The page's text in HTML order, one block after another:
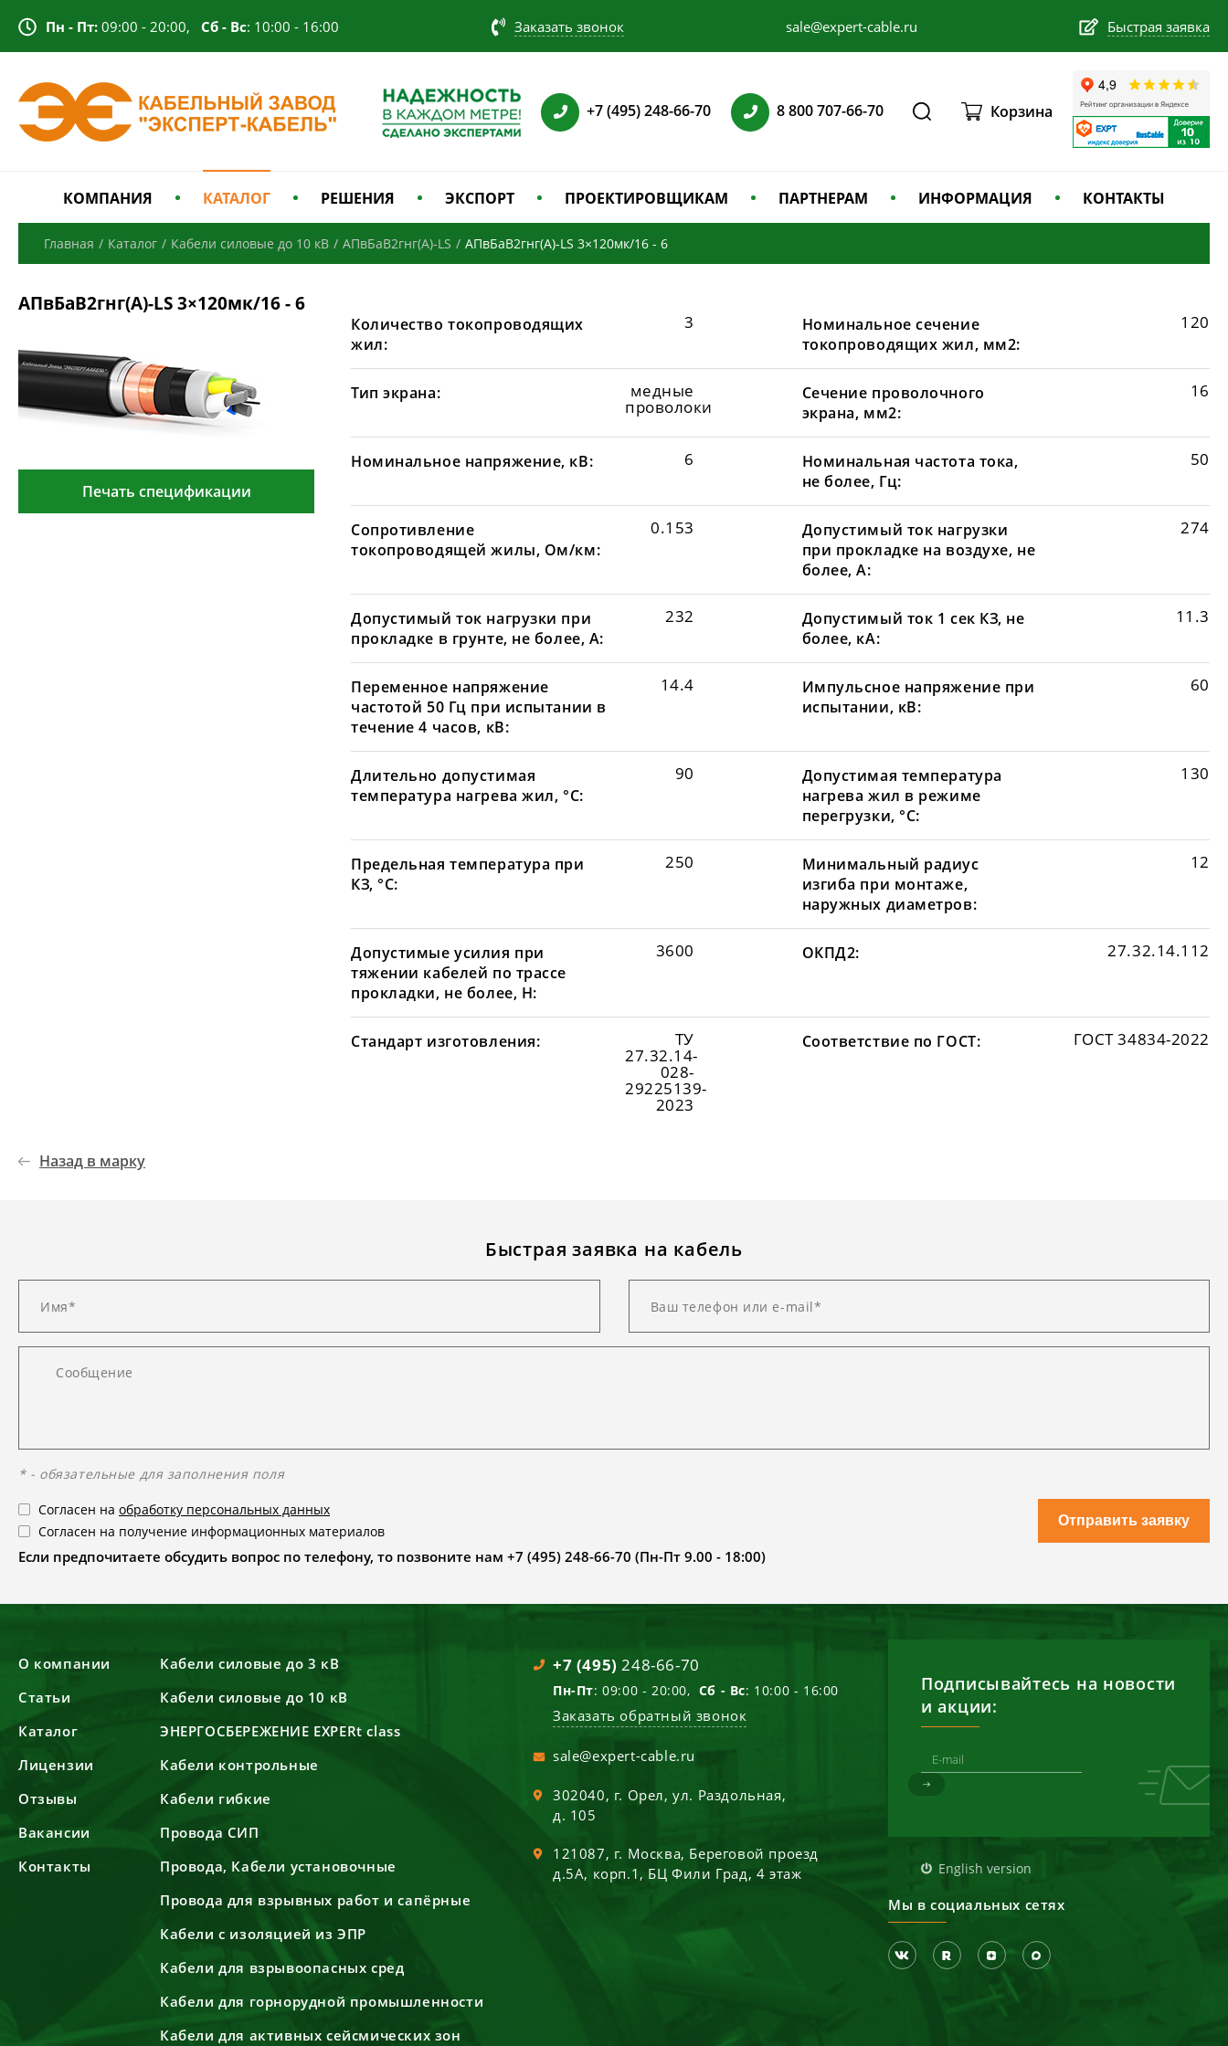
Пн - Пт: 09:00 - 20:00, Сб - Вс: 10:00 - 16:00 Заказать звонок sale@expert-cable.ru Быстрая заявка
+7 (495) 248-66-70 8 800 707-66-70 Корзина
КОМПАНИЯ КАТАЛОГ РЕШЕНИЯ ЭКСПОРТ ПРОЕКТИРОВЩИКАМ ПАРТНЕРАМ ИНФОРМАЦИЯ КОНТАКТЫ
Главная / Каталог / Кабели силовые до 10 кВ / АПвБаВ2гнг(А)-LS / АПвБаВ2гнг(А)-LS 3×120мк/16 - 6
АПвБаВ2гнг(А)-LS 3×120мк/16 - 6
Печать спецификации
Количество токопроводящих
жил:
3
Номинальное сечение
токопроводящих жил, мм2:
120
Тип экрана: медные
проволоки
Сечение проволочного
экрана, мм2:
16
Номинальное напряжение, кВ: 6
Номинальная частота тока,
не более, Гц:
50
Сопротивление
токопроводящей жилы, Ом/км:
0.153
Допустимый ток нагрузки
при прокладке на воздухе, не
более, А:
274
Допустимый ток нагрузки при
прокладке в грунте, не более, А:
232
Допустимый ток 1 сек КЗ, не
более, кА:
11.3
Переменное напряжение
частотой 50 Гц при испытании в
течение 4 часов, кВ:
14.4
Импульсное напряжение при
испытании, кВ:
60
Длительно допустимая
температура нагрева жил, °С:
90
Допустимая температура
нагрева жил в режиме
перегрузки, °С:
130
Предельная температура при
КЗ, °С:
250
Минимальный радиус
изгиба при монтаже,
наружных диаметров:
12
Допустимые усилия при
тяжении кабелей по трассе
прокладки, не более, Н:
3600 ОКПД2: 27.32.14.112
Стандарт изготовления: ТУ
27.32.14-
028-
29225139-
2023
Соответствие по ГОСТ: ГОСТ 34834-2022
Назад в марку
Быстрая заявка на кабель
* - обязательные для заполнения поля
Согласен на обработку персональных данных
Согласен на получение информационных материалов
Если предпочитаете обсудить вопрос по телефону, то позвоните нам +7 (495) 248-66-70 (Пн-Пт 9.00 - 18:00)
Отправить заявку
О компании
Статьи
Каталог
Лицензии
Отзывы
Вакансии
Контакты
Кабели силовые до 3 кВ
Кабели силовые до 10 кВ
ЭНЕРГОСБЕРЕЖЕНИЕ EXPERt class
Кабели контрольные
Кабели гибкие
Провода СИП
Провода, Кабели установочные
Провода для взрывных работ и сапёрные
Кабели с изоляцией из ЭПР
Кабели для взрывоопасных сред
Кабели для горнорудной промышленности
Кабели для активных сейсмических зон
+7 (495) 248-66-70
Пн-Пт: 09:00 - 20:00, Сб - Вс: 10:00 - 16:00
Заказать обратный звонок
sale@expert-cable.ru
302040, г. Орел,ул. Раздольная,
д. 105
121087, г. Москва, Береговой проезд
д.5А, корп.1, БЦ Фили Град, 4 этаж
Подписывайтесь на новости
и акции:
English version
Мы в социальных сетях